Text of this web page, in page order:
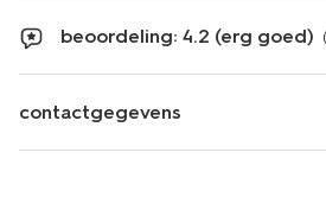
beoordeling: 4.2 (erg goed)
contactgegevens